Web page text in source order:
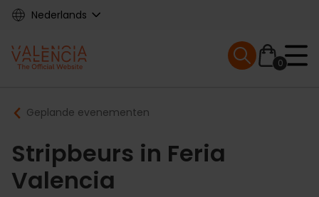
Skip
content
Nederlands
Main
navigation
0
Mobile menu
Breadcrumb
Geplande evenementen
Stripbeurs in Feria
Valencia